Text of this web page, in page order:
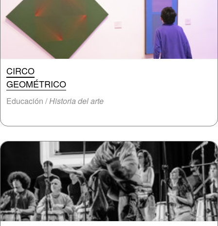
CIRCO
GEOMÉTRICO
Educación /Historia del arte